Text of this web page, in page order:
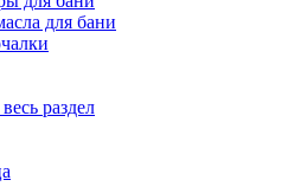
для бани
раздел